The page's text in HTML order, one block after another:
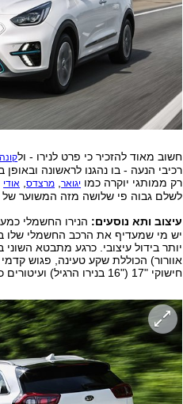
חשוב מאוד להזכיר כי פרט לנירו - ולקונה EV
רכיבי הנעה - בו נהגנו לראשונה
רק ממותגי יוקרה כמו יגואר, מרצדס, אודי
לשלם גבוה פי שלושה מזה המשוער של
עיצוב ותא נוסעים: הנירו החשמלי
יש מי שמעדיף את הרכב החשמלי שלו
יותר בידול עיצובי. כרגע מתבטא
אוורור) הכוללת שקע טעינה, פגוש
חישוקי "17 ("16 בנירו הרגיל) ועיטורים כחולים - "צבע החשמל" של יצרניות רבות.